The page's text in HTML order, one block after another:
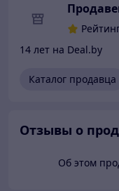
14 лет на Deal.by
Каталог продавца
Отзывы о
Об этом